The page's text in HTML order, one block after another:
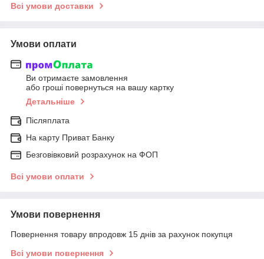
Всі умови доставки
Умови оплати
Ви отримаєте замовлення
або гроші повернуться на вашу картку
Детальніше
Післяплата
На карту Приват Банку
Безговівковий розрахунок на ФОП
Всі умови оплати
Умови повернення
Повернення товару впродовж 15 днів за рахунок покупця
Всі умови повернення